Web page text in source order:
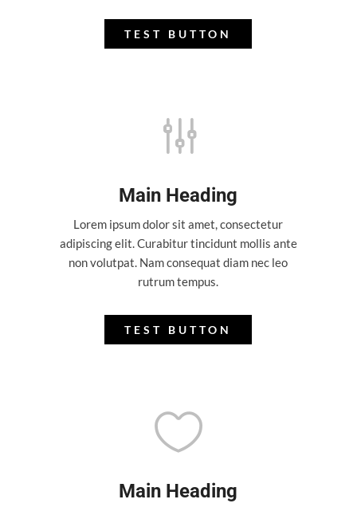
TEST BUTTON
g
Main Heading
Lorem ipsum dolor sit amet, consectetur
adipiscing elit. Curabitur tincidunt mollis ante
non volutpat. Nam consequat diam nec leo
rutrum tempus.
TEST BUTTON

Main Heading